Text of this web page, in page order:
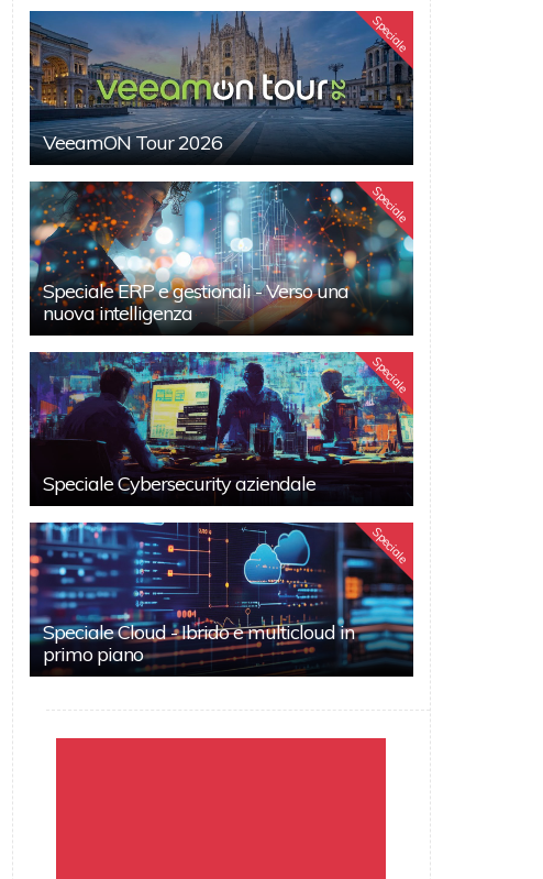
Speciale
VeeamON Tour 2026
Speciale
Speciale ERP e gestionali - Verso una
nuova intelligenza
Speciale
Speciale Cybersecurity aziendale
Speciale
Speciale Cloud - Ibrido e multicloud in
primo piano